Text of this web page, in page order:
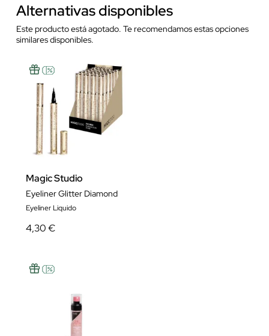
Alternativas disponibles
Este producto está agotado. Te recomendamos estas opciones
similares disponibles.
Magic Studio
Eyeliner Glitter Diamond
Eyeliner Liquido
4,30 €